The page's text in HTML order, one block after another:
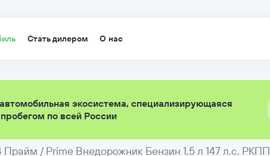
Стать дилером О нас
экосистема, специализирующаяся
по всей России
Прайм / Prime Внедорожник Бензин 1,5 л 147 л.с. РКПП